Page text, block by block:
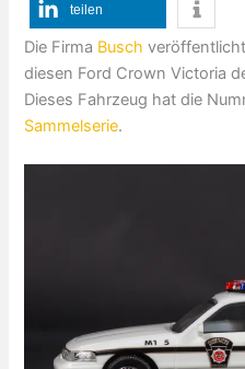
teilen
Die Firma Busch
diesen Ford Crown Victoria
Dieses Fahrzeug hat die
Sammelserie.